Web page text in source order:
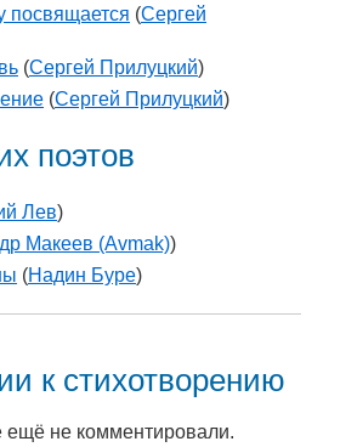
посвящается (Сергей
(Сергей Прилуцкий)
(Сергей Прилуцкий)
поэтов
Лев)
Макеев (Avmak))
(Надин Буре)
к стихотворению
ещё не комментировали.